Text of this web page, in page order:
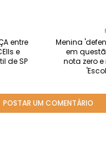
Menina
em
nota zero
entre
e
de SP
POSTAR UM COMENTÁRIO